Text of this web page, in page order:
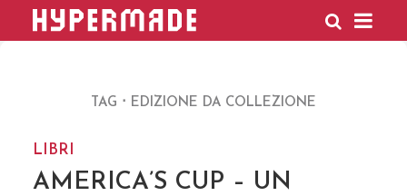
HYPERMADE
TAG EDIZIONE DA COLLEZIONE
LIBRI
AMERICA’S CUP – UN